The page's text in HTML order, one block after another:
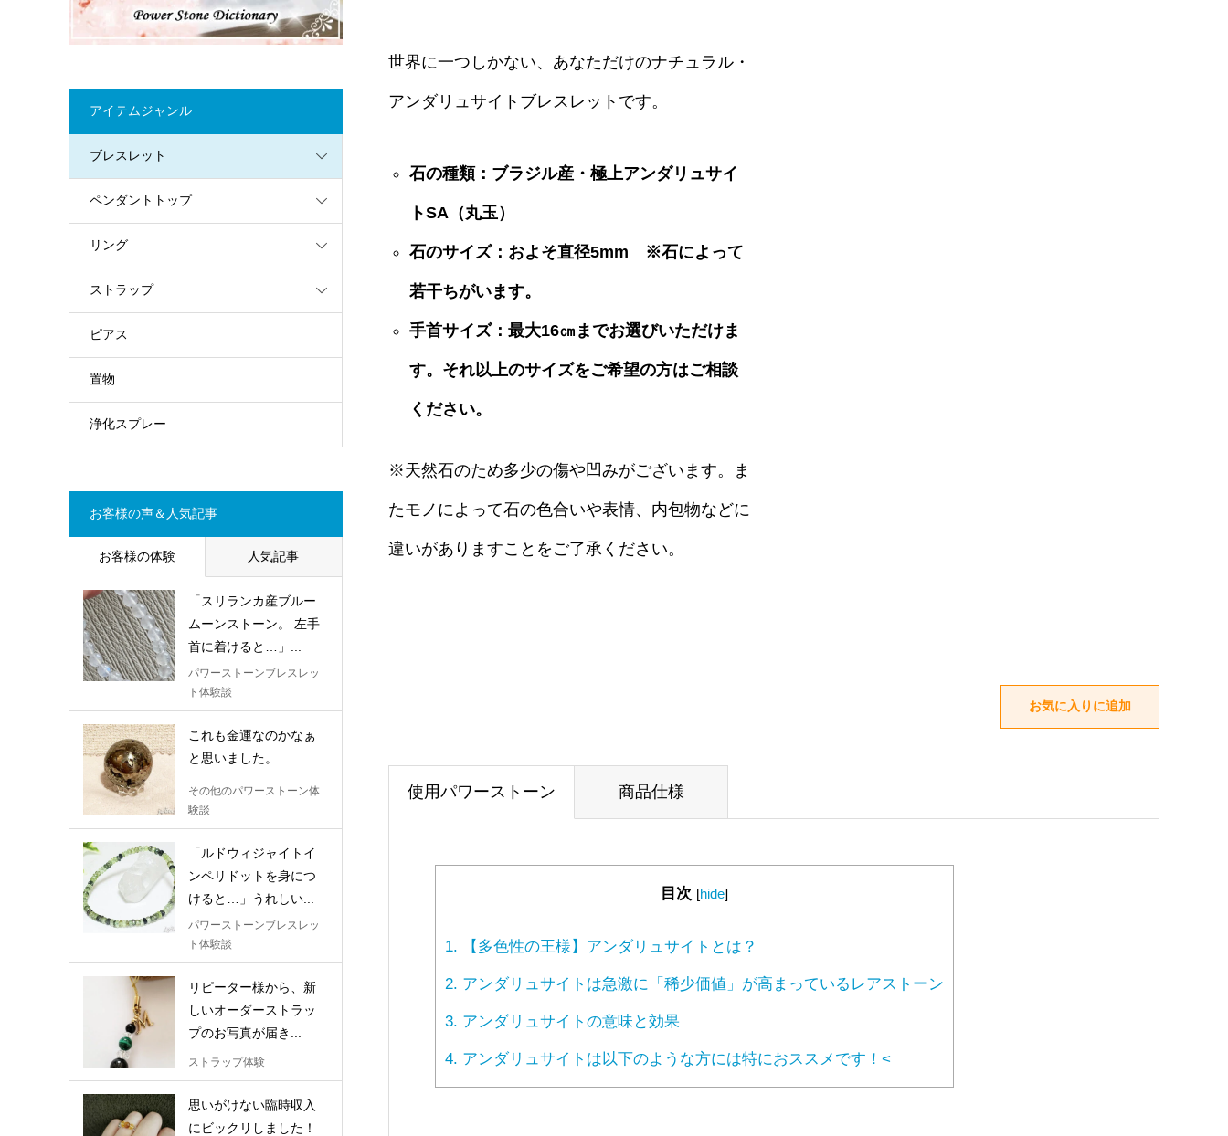
世界に一つしかない、あなただけのナチュラル・
アンダリュサイトブレスレットです。
石の種類：ブラジル産・極上アンダリュサイ
トSA（丸玉）
石のサイズ：およそ直径5mm ※石によって
若干ちがいます。
手首サイズ：最大16㎝までお選びいただけま
す。それ以上のサイズをご希望の方はご相談
ください。
※天然石のため多少の傷や凹みがございます。ま
たモノによって石の色合いや表情、内包物などに
違いがありますことをご了承ください。
使用パワーストーン 商品仕様
目次 [hide]
1. 【多色性の王様】アンダリュサイトとは？
2. アンダリュサイトは急激に「稀少価値」が高まっているレアストーン
3. アンダリュサイトの意味と効果
4. アンダリュサイトは以下のような方には特におススメです！<
アイテムジャンル
ブレスレット
ペンダントトップ
リング
ストラップ
ピアス
置物
浄化スプレー
お客様の声＆人気記事
お客様の体験 人気記事
「スリランカ産ブルー
ムーンストーン。 左手
首に着けると…」...
パワーストーンブレスレッ
ト体験談
これも金運なのかなぁ
と思いました。
その他のパワーストーン体
験談
「ルドウィジャイトイ
ンペリドットを身につ
けると…」うれしい...
パワーストーンブレスレッ
ト体験談
リピーター様から、新
しいオーダーストラッ
プのお写真が届き...
ストラップ体験
思いがけない臨時収入
にビックリしました！